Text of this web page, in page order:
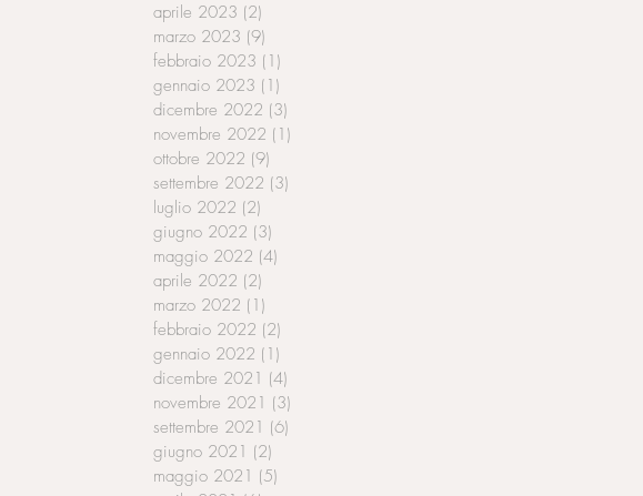
aprile 2023 (2)
marzo 2023 (9)
febbraio 2023 (1)
gennaio 2023 (1)
dicembre 2022 (3)
novembre 2022 (1)
ottobre 2022 (9)
settembre 2022 (3)
luglio 2022 (2)
giugno 2022 (3)
maggio 2022 (4)
aprile 2022 (2)
marzo 2022 (1)
febbraio 2022 (2)
gennaio 2022 (1)
dicembre 2021 (4)
novembre 2021 (3)
settembre 2021 (6)
giugno 2021 (2)
maggio 2021 (5)